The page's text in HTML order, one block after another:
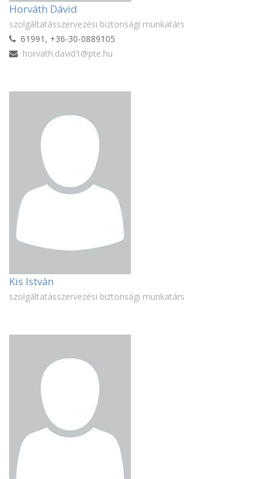
Horváth Dávid
szolgáltatásszervezési biztonsági munkatárs
61991, +36-30-0889105
horvath.david1@pte.hu
Kis István
szolgáltatásszervezési biztonsági munkatárs